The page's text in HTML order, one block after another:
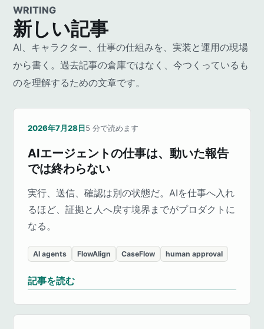
WRITING
新しい記事
AI、キャラクター、仕事の仕組みを、実装と運用の現場
から書く。過去記事の倉庫ではなく、今つくっているも
のを理解するための文章です。
2026年7月28日5 分で読めます
AIエージェントの仕事は、動いた報告
では終わらない
実行、送信、確認は別の状態だ。AIを仕事へ入れ
るほど、証拠と人へ戻す境界までがプロダクトに
なる。
AI agents FlowAlign CaseFlow human approval
記事を読む